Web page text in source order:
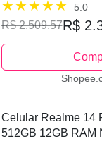
80w
5.0
R$ 2.509,57R$
Celular Realme 14
512GB 12GB RAM